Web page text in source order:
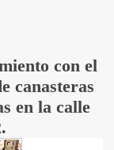
con el
canasteras
en la calle